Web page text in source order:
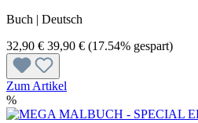
Buch | Deutsch
32,90 € 39,90 € (17.54% gespart)
Zum Artikel
%